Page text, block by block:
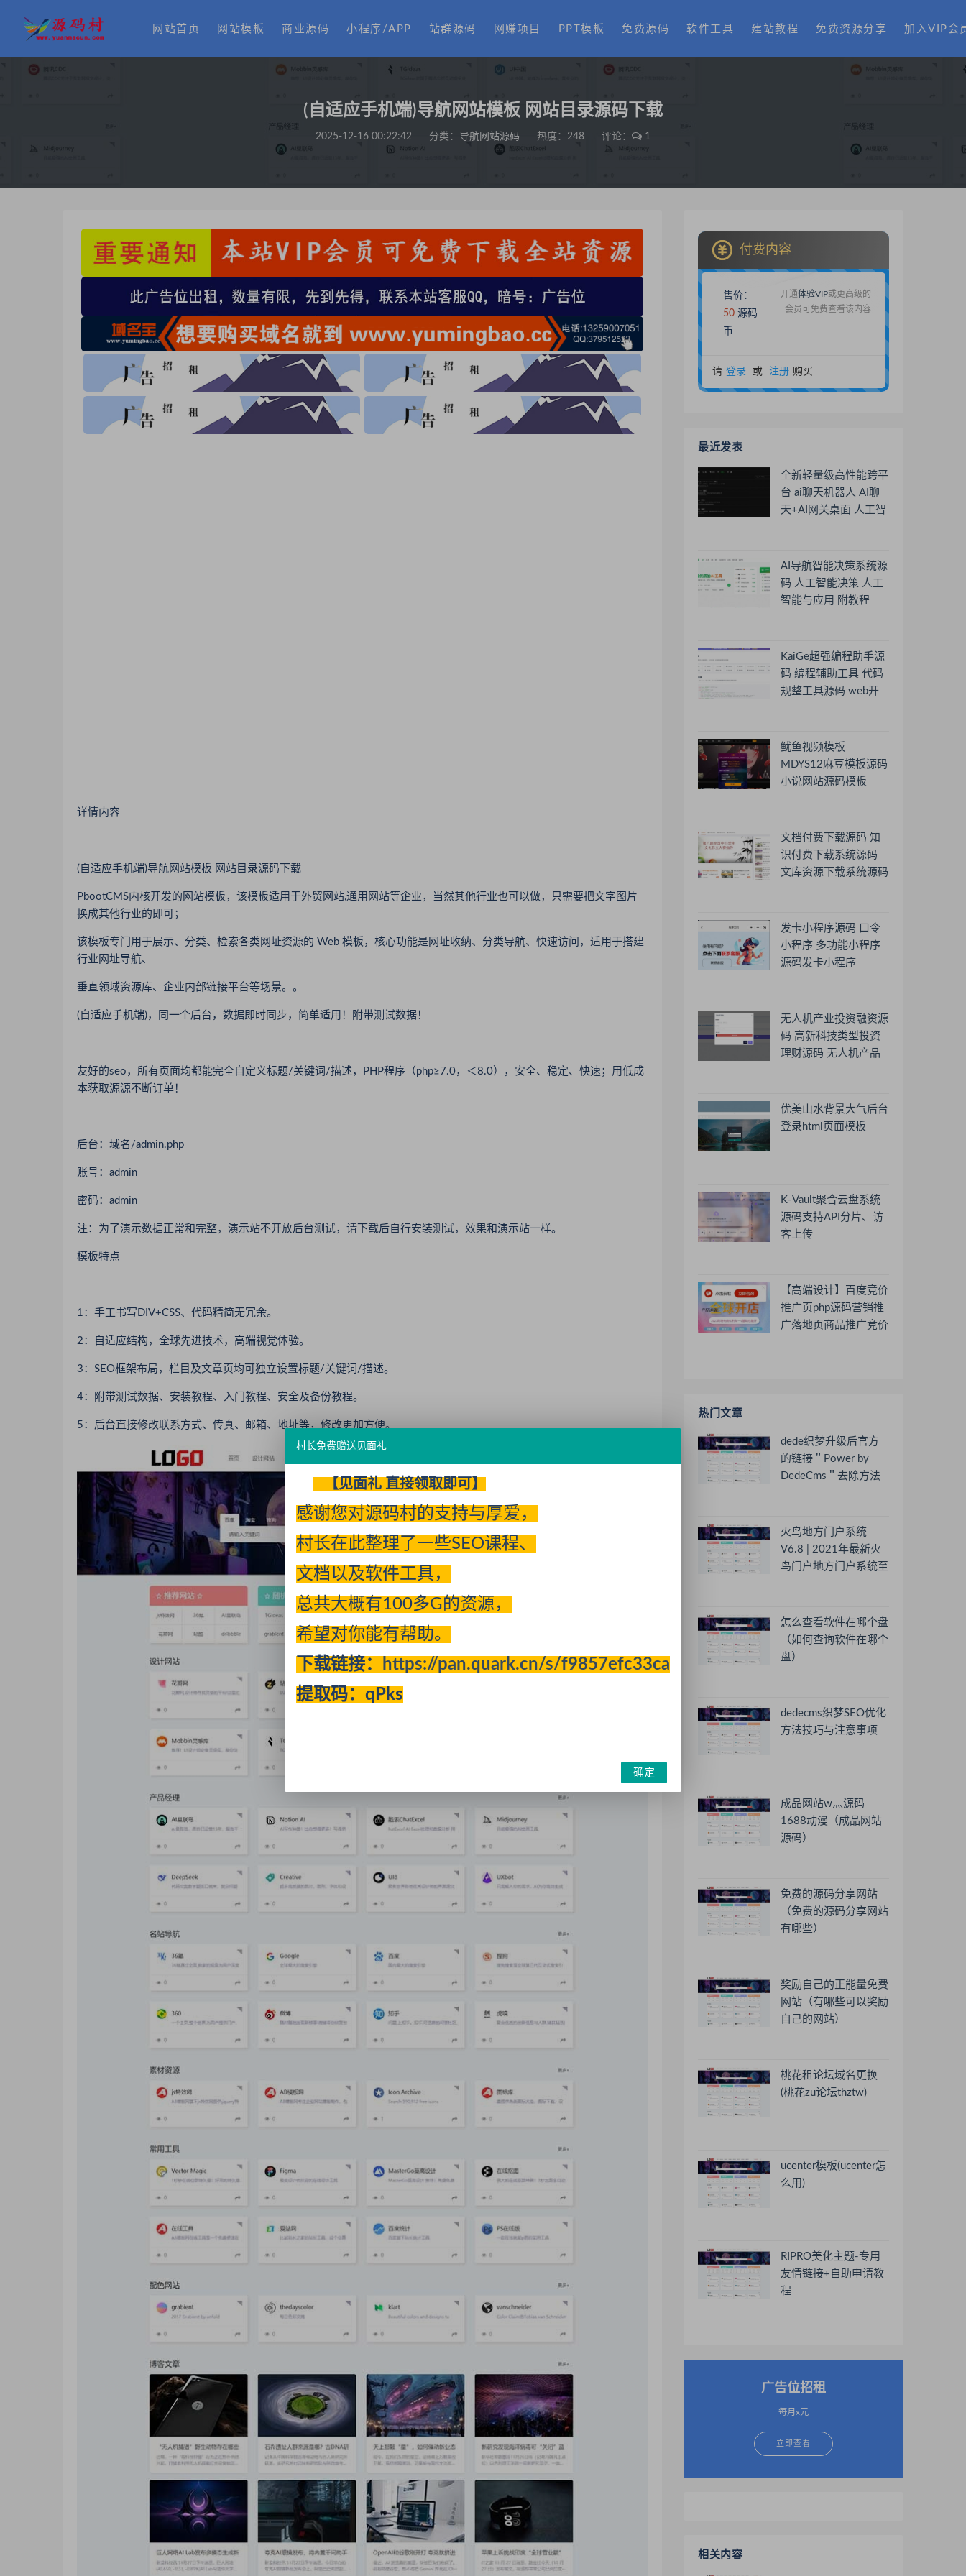
网站首页 网站模板 商业源码 小程序/APP 站群源码 网赚项目 PPT模板 免费源码 软件工具 建站教程 免费资源分享 加入VIP会
(自适应手机端)导航网站模板 网站目录源码下载
2025-12-16 00:22:42 分类： 导航网站源码 热度：248 评论： 1
详情内容
(自适应手机端)导航网站模板 网站目录源码下载
PbootCMS内核开发的网站模板，该模板适用于外贸网站,通用网站等企业，当然其他行业也可以做，只需要把文字图片
换成其他行业的即可；
该模板专门用于展示、分类、检索各类网址资源的 Web 模板，核心功能是网址收纳、分类导航、快速访问，适用于搭建
行业网址导航、
垂直领域资源库、企业内部链接平台等场景。。
(自适应手机端)，同一个后台，数据即时同步，简单适用！附带测试数据！
友好的seo，所有页面均都能完全自定义标题/关键词/描述，PHP程序（php≥7.0，＜8.0），安全、稳定、快速；用低成
本获取源源不断订单！
后台：域名/admin.php
账号：admin
密码：admin
注：为了演示数据正常和完整，演示站不开放后台测试，请下载后自行安装测试，效果和演示站一样。
模板特点
1：手工书写DIV+CSS、代码精简无冗余。
2：自适应结构，全球先进技术，高端视觉体验。
3：SEO框架布局，栏目及文章页均可独立设置标题/关键词/描述。
4：附带测试数据、安装教程、入门教程、安全及备份教程。
5：后台直接修改联系方式、传真、邮箱、地址等，修改更加方便。
付费内容
售价：
50 源码
币
开通体验VIP或更高级的
会员可免费查看该内容
请 登录 或 注册 购买
最近发表
全新轻量级高性能跨平
台 ai聊天机器人 AI聊
天+AI网关桌面 人工智
AI导航智能决策系统源
码 人工智能决策 人工
智能与应用 附教程
KaiGe超强编程助手源
码 编程辅助工具 代码
规整工具源码 web开
鱿鱼视频模板
MDYS12麻豆模板源码
小说网站源码模板
文档付费下载源码 知
识付费下载系统源码
文库资源下载系统源码
发卡小程序源码 口令
小程序 多功能小程序
源码发卡小程序
无人机产业投资融资源
码 高新科技类型投资
理财源码 无人机产品
优美山水背景大气后台
登录html页面模板
K-Vault聚合云盘系统
源码支持API分片、访
客上传
【高端设计】百度竞价
推广页php源码营销推
广落地页商品推广竞价
热门文章
dede织梦升级后官方
的链接＂Power by
DedeCms＂去除方法
火鸟地方门户系统
V6.8 | 2021年最新火
鸟门户地方门户系统至
怎么查看软件在哪个盘
（如何查询软件在哪个
盘）
dedecms织梦SEO优化
方法技巧与注意事项
成品网站w灬源码
1688动漫（成品网站
源码）
免费的源码分享网站
（免费的源码分享网站
有哪些）
奖励自己的正能量免费
网站（有哪些可以奖励
自己的网站）
桃花租论坛域名更换
(桃花zu论坛thztw)
ucenter模板(ucenter怎
么用)
RIPRO美化主题-专用
友情链接+自助申请教
程
广告位招租
每月x元
立即查看
相关内容
村长免费赠送见面礼
【见面礼 直接领取即可】
感谢您对源码村的支持与厚爱，
村长在此整理了一些SEO课程、
文档以及软件工具，
总共大概有100多G的资源，
希望对你能有帮助。
下载链接：
https://pan.quark.cn/s/f9857efc33ca
提取码：qPks
确定